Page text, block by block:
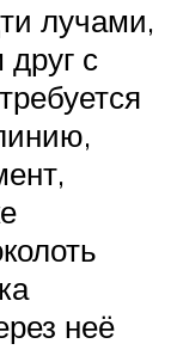
лучами,
с
неё